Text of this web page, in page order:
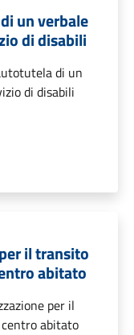
un verbale
di disabili
di un
di disabili
il transito
abitato
per il
abitato